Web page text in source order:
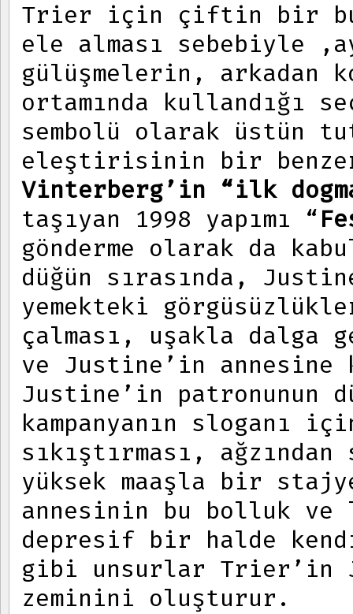
Trier için çiftin bir
ele alması sebebiyle
gülüşmelerin, arkadan
ortamında kullandığı
sembolü olarak üstün
eleştirisinin bir
Vinterberg’in “ilk
taşıyan 1998 yapımı “
gönderme olarak da
düğün sırasında,
yemekteki
çalması, uşakla dalga
ve Justine’in
Justine’in patronunun
kampanyanın sloganı
sıkıştırması,
yüksek maaşla bir
annesinin bu bolluk
depresif bir halde
gibi unsurlar Trier’in
zeminini oluşturur.